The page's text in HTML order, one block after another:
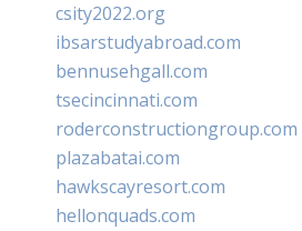
csity2022.org
ibsarstudyabroad.com
bennusehgall.com
tsecincinnati.com
roderconstructiongroup.com
plazabatai.com
hawkscayresort.com
hellonquads.com